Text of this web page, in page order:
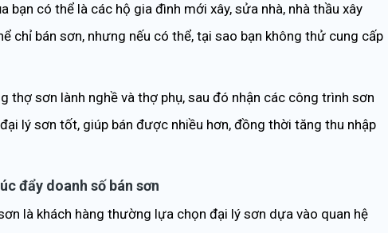
bạn có thể là các hộ gia đình mới xây, sửa nhà, nhà thầu xây
chỉ bán sơn, nhưng nếu có thể, tại sao bạn không thử cung cấp
thợ sơn lành nghề và thợ phụ, sau đó nhận các công trình sơn
lý sơn tốt, giúp bán được nhiều hơn, đồng thời tăng thu nhập
đẩy doanh số bán sơn
là khách hàng thường lựa chọn đại lý sơn dựa vào quan hệ